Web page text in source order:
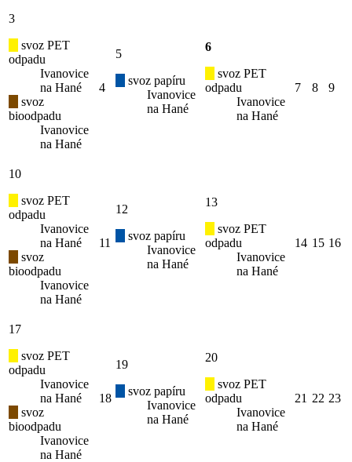
3
svoz PET
odpadu
Ivanovice
na Hané
svoz
bioodpadu
Ivanovice
na Hané
4
5
svoz papíru
Ivanovice
na Hané
6
svoz PET
odpadu
Ivanovice
na Hané
7 8 9
10
svoz PET
odpadu
Ivanovice
na Hané
svoz
bioodpadu
Ivanovice
na Hané
11
12
svoz papíru
Ivanovice
na Hané
13
svoz PET
odpadu
Ivanovice
na Hané
14 15 16
17
svoz PET
odpadu
Ivanovice
na Hané
svoz
bioodpadu
Ivanovice
na Hané
18
19
svoz papíru
Ivanovice
na Hané
20
svoz PET
odpadu
Ivanovice
na Hané
21 22 23